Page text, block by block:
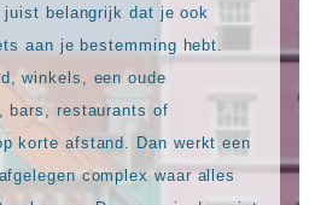
belangrijk dat je ook
aan je bestemming hebt.
winkels, een oude
bars, restaurants of
korte afstand. Dan werkt een
complex waar alles